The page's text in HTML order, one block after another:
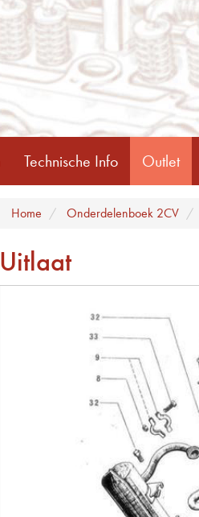
Technische Info Outlet
Home Onderdelenboek 2CV
Uitlaat